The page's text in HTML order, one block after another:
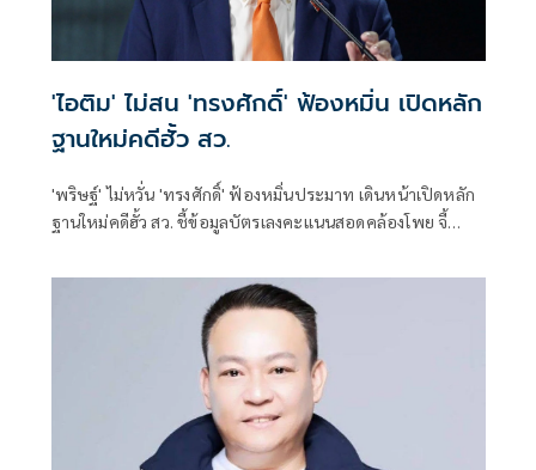
'ไอติม' ไม่สน 'ทรงศักดิ์' ฟ้องหมิ่น เปิดหลัก
ฐานใหม่คดีฮั้ว สว.
'พริษฐ์' ไม่หวั่น 'ทรงศักดิ์' ฟ้องหมิ่นประมาท เดินหน้าเปิดหลัก
ฐานใหม่คดีฮั้ว สว. ชี้ข้อมูลบัตรเลงคะแนนสอดคล้องโพย จี้